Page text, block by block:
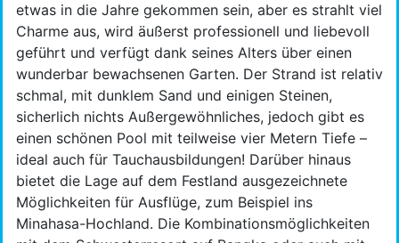
etwas in die Jahre gekommen sein, aber es strahlt viel
Charme aus, wird äußerst professionell und liebevoll
geführt und verfügt dank seines Alters über einen
wunderbar bewachsenen Garten. Der Strand ist relativ
schmal, mit dunklem Sand und einigen Steinen,
sicherlich nichts Außergewöhnliches, jedoch gibt es
einen schönen Pool mit teilweise vier Metern Tiefe –
ideal auch für Tauchausbildungen! Darüber hinaus
bietet die Lage auf dem Festland ausgezeichnete
Möglichkeiten für Ausflüge, zum Beispiel ins
Minahasa-Hochland. Die Kombinationsmöglichkeiten